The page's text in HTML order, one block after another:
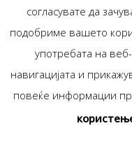
човековиот
отсекогаш
возраст, а
системи со
човекот: од
согласувате да
подобриме вашето
употребата на
навигацијата и
повеќе информации